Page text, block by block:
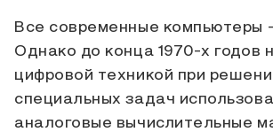
Все современные
Однако до конца 1970-х годов
цифровой техникой при
специальных задач
аналоговые вычислительные